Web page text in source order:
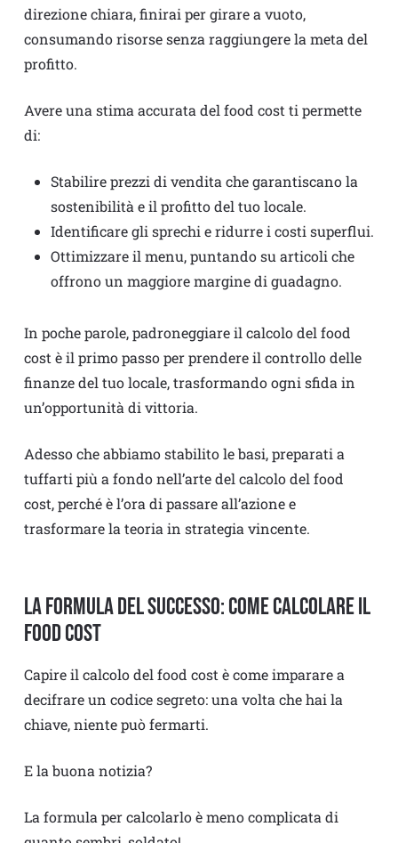
direzione chiara, finirai per girare a vuoto,
consumando risorse senza raggiungere la meta del
profitto.
Avere una stima accurata del food cost ti permette
di:
Stabilire prezzi di vendita che garantiscano la
sostenibilità e il profitto del tuo locale.
Identificare gli sprechi e ridurre i costi superflui.
Ottimizzare il menu, puntando su articoli che
offrono un maggiore margine di guadagno.
In poche parole, padroneggiare il calcolo del food
cost è il primo passo per prendere il controllo delle
finanze del tuo locale, trasformando ogni sfida in
un’opportunità di vittoria.
Adesso che abbiamo stabilito le basi, preparati a
tuffarti più a fondo nell’arte del calcolo del food
cost, perché è l’ora di passare all’azione e
trasformare la teoria in strategia vincente.
La formula del successo: come calcolare il
Food Cost
Capire il calcolo del food cost è come imparare a
decifrare un codice segreto: una volta che hai la
chiave, niente può fermarti.
E la buona notizia?
La formula per calcolarlo è meno complicata di